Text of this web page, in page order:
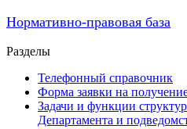
Нормативно-правовая база
Разделы
Телефонный справочник
Форма заявки на
Задачи и функции
Департамента и